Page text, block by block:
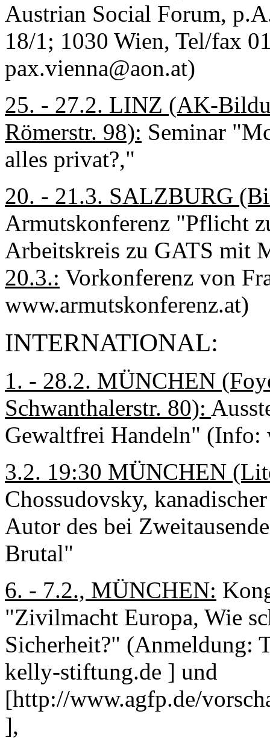
Austrian Social Forum,
18/1; 1030 Wien, Tel/fax
pax.vienna@aon.at)
25. - 27.2. LINZ (AK-
Römerstr. 98): Seminar
alles privat?,"
20. - 21.3. SALZBURG
Armutskonferenz "Pflicht
Arbeitskreis zu GATS mit
20.3.: Vorkonferenz von
www.armutskonferenz.at)
INTERNATIONAL:
1. - 28.2. MÜNCHEN
Schwanthalerstr. 80):
Gewaltfrei Handeln" (Info:
3.2. 19:30 MÜNCHEN
Chossudovsky,
Autor des bei
Brutal"
6. - 7.2., MÜNCHEN:
"Zivilmacht Europa, Wie
Sicherheit?" (Anmeldung:
kelly-stiftung.de ] und
[http://www.agfp.de/
],